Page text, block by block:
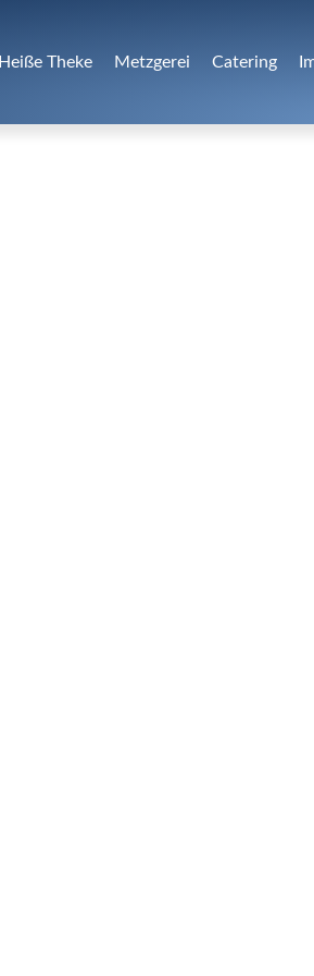
Heiße Theke Metzgerei Catering